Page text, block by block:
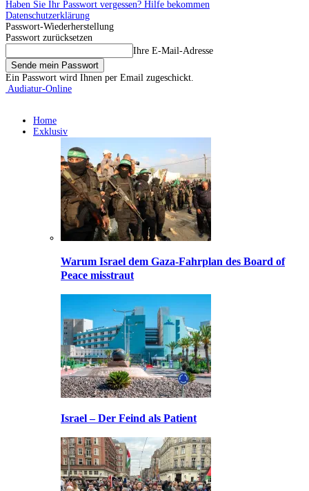
Haben Sie Ihr Passwort vergessen? Hilfe bekommen
Datenschutzerklärung
Passwort-Wiederherstellung
Passwort zurücksetzen
Ihre E-Mail-Adresse
Ein Passwort wird Ihnen per Email zugeschickt.
Audiatur-Online
Home
Exklusiv
Warum Israel dem Gaza-Fahrplan des Board of
Peace misstraut
Israel – Der Feind als Patient